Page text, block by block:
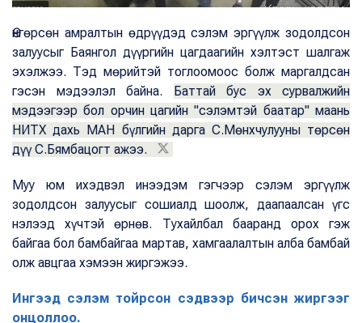
Өнгөрсөн амралтын өдрүүдэд сэлэм эргүүлж зодолдсон
залуусыг Баянгол дүүргийн цагдаагийн хэлтэст шалгаж
эхэлжээ. Тэд мөрийтэй тоглоомоос болж маргалдсан
гэсэн мэдээлэл байна. Баттай бус эх сурвалжийн
мэдээгээр бол орчин цагийн "сэлэмтэй баатар" маань
НИТХ дахь МАН бүлгийн дарга С.Мөнхчулууны төрсөн
дүү С.Бямбацогт ажээ.
Муу юм ихэдвэл инээдэм гэгчээр сэлэм эргүүлж
зодолдсон залуусыг сошиалд шоолж, даапаалсан үгс
нэлээд хүчтэй өрнөв. Тухайлбал бааранд орох гэж
байгаа бол бамбайгаа мартав, хамгаалалтын алба бамбай
олж авцгаа хэмээн жиргэжээ.
Ингээд сэлэм тойрсон сэдвээр бичсэн жиргээг
онцоллоо.